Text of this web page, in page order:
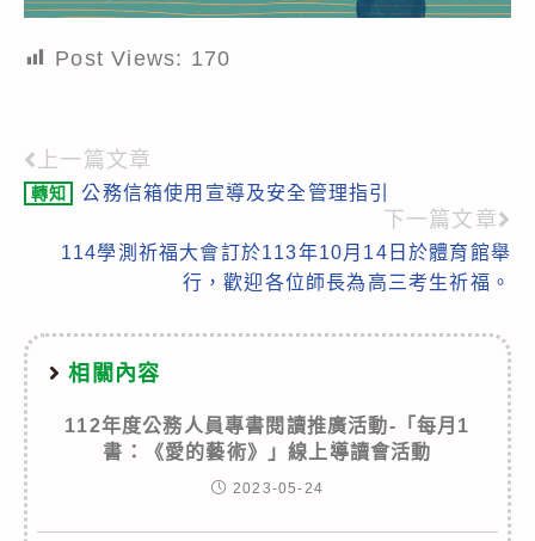
Post Views: 170
Read
more
articles
上一篇文章
轉知 公務信箱使用宣導及安全管理指引
下一篇文章
114學測祈福大會訂於113年10月14日於體育館舉
行，歡迎各位師長為高三考生祈福。
相關內容
112年度公務人員專書閱讀推廣活動-「每月1
書：《愛的藝術》」線上導讀會活動
2023-05-24